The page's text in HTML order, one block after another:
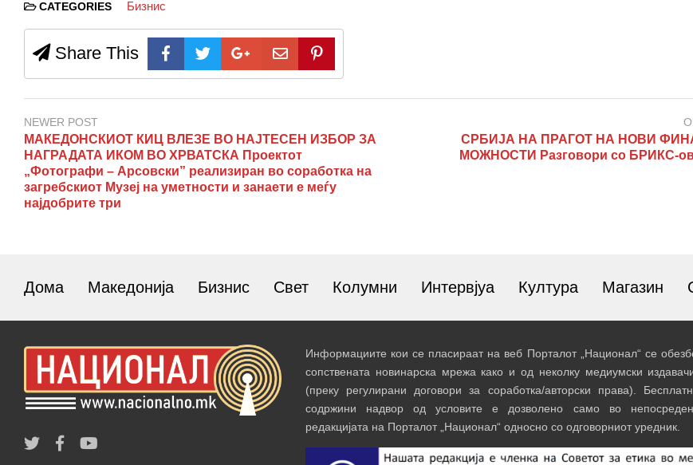
CATEGORIES Бизнис
Share This
NEWER POST
МАКЕДОНСКИОТ КИЦ ВЛЕЗЕ ВО НАЈТЕСЕН ИЗБОР ЗА
НАГРАДАТА ИКОМ ВО ХРВАТСКА Проектот
„Фотографи – Арсовски” реализиран во соработка на
загребскиот Музеј на уметности и занаети е меѓу
најдобрите три
СРБИЈА НА ПРАГОТ НА НОВИ
МОЖНОСТИ Разговори со БРИКС-
Дома Македонија Бизнис Свет Колумни Интервјуа Култура Магазин
Информациите кои се пласираат на веб Порталот „Национал“ се
сопствената новинарска мрежа како и од неколку медиумски
(преку регулирани договори за соработка/авторски права).
содржини надвор од условите е дозволено само во
редакцијата на Порталот „Национал“ односно со одговорниот уредник.